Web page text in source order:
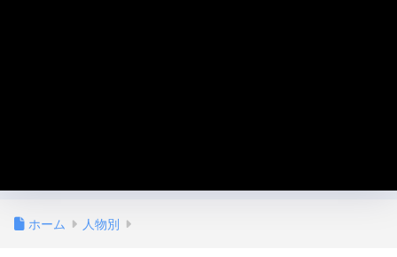
ホーム 人物別